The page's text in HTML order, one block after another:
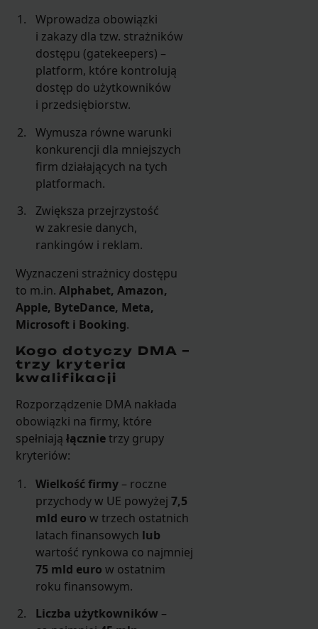
Wprowadza obowiązki
i zakazy dla tzw. strażników
dostępu (gatekeepers) –
platform, które kontrolują
dostęp do użytkowników
i przedsiębiorstw.
Wymusza równe warunki
konkurencji dla mniejszych
firm działających na tych
platformach.
Zwiększa przejrzystość
w zakresie danych,
rankingów i reklam.
Wyznaczeni strażnicy dostępu
to m.in. Alphabet, Amazon,
Apple, ByteDance, Meta,
Microsoft i Booking.
Kogo dotyczy DMA –
trzy kryteria
kwalifikacji
Rozporządzenie DMA nakłada
obowiązki na firmy, które
spełniają łącznietrzy grupy
kryteriów:
Wielkość firmy – roczne
przychody w UE powyżej7,5
mld euro w trzech ostatnich
latach finansowych lub
wartość rynkowa co najmniej
75 mld euro w ostatnim
roku finansowym.
Liczba użytkowników –